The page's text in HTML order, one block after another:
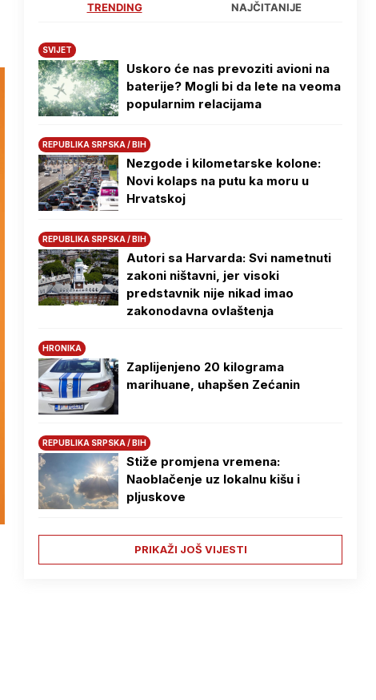
TRENDING NAJČITANIJE
SVIJET
Uskoro će nas prevoziti avioni na
baterije? Mogli bi da lete na veoma
popularnim relacijama
REPUBLIKA SRPSKA / BIH
Nezgode i kilometarske kolone:
Novi kolaps na putu ka moru u
Hrvatskoj
REPUBLIKA SRPSKA / BIH
Autori sa Harvarda: Svi nametnuti
zakoni ništavni, jer visoki
predstavnik nije nikad imao
zakonodavna ovlaštenja
HRONIKA
Zaplijenjeno 20 kilograma
marihuane, uhapšen Zećanin
REPUBLIKA SRPSKA / BIH
Stiže promjena vremena:
Naoblačenje uz lokalnu kišu i
pljuskove
PRIKAŽI JOŠ VIJESTI